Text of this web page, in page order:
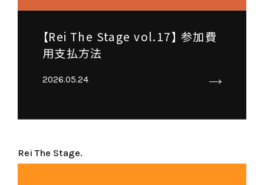
【Rei The Stage vol.17】 参加費
用支払方法
2026.05.24
Rei The Stage.